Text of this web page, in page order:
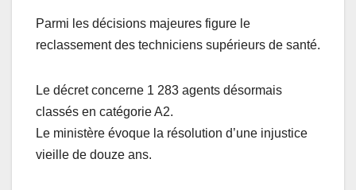
Parmi les décisions majeures figure le
reclassement des techniciens supérieurs de santé.
Le décret concerne 1 283 agents désormais
classés en catégorie A2.
Le ministère évoque la résolution d’une injustice
vieille de douze ans.